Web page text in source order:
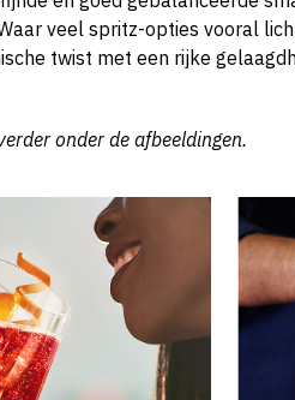
veel spritz-opties vooral
twist met een rijke
onder de afbeeldingen.